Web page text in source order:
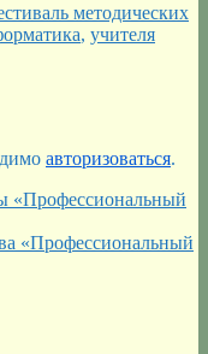
методических
, учителя
авторизоваться.
«Профессиональный
«Профессиональный